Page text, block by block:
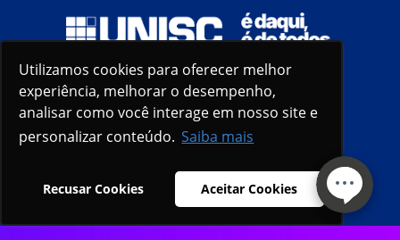
Utilizamos cookies para oferecer melhor
experiência, melhorar o desempenho,
analisar como você interage em nosso site e
personalizar conteúdo. Saiba mais
Recusar Cookies Aceitar Cookies
Utilizamos cookies para oferecer melhor
experiência, melhorar o desempenho,
analisar como você interage em nosso site e
personalizar conteúdo. Saiba mais
Recusar Cookies Aceitar Cookies